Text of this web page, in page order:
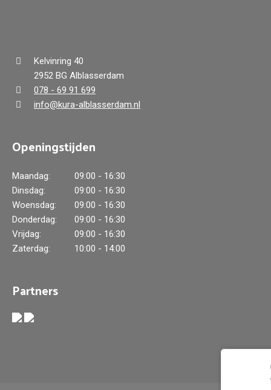
Kelvinring 40
2952 BG Alblasserdam
078 - 69 91 699
info@kura-alblasserdam.nl
Openingstijden
Maandag:
09:00 - 16:30
Dinsdag:
09:00 - 16:30
Woensdag:
09:00 - 16:30
Donderdag:
09:00 - 16:30
Vrijdag:
09:00 - 16:30
Zaterdag:
10:00 - 14:00
Partners